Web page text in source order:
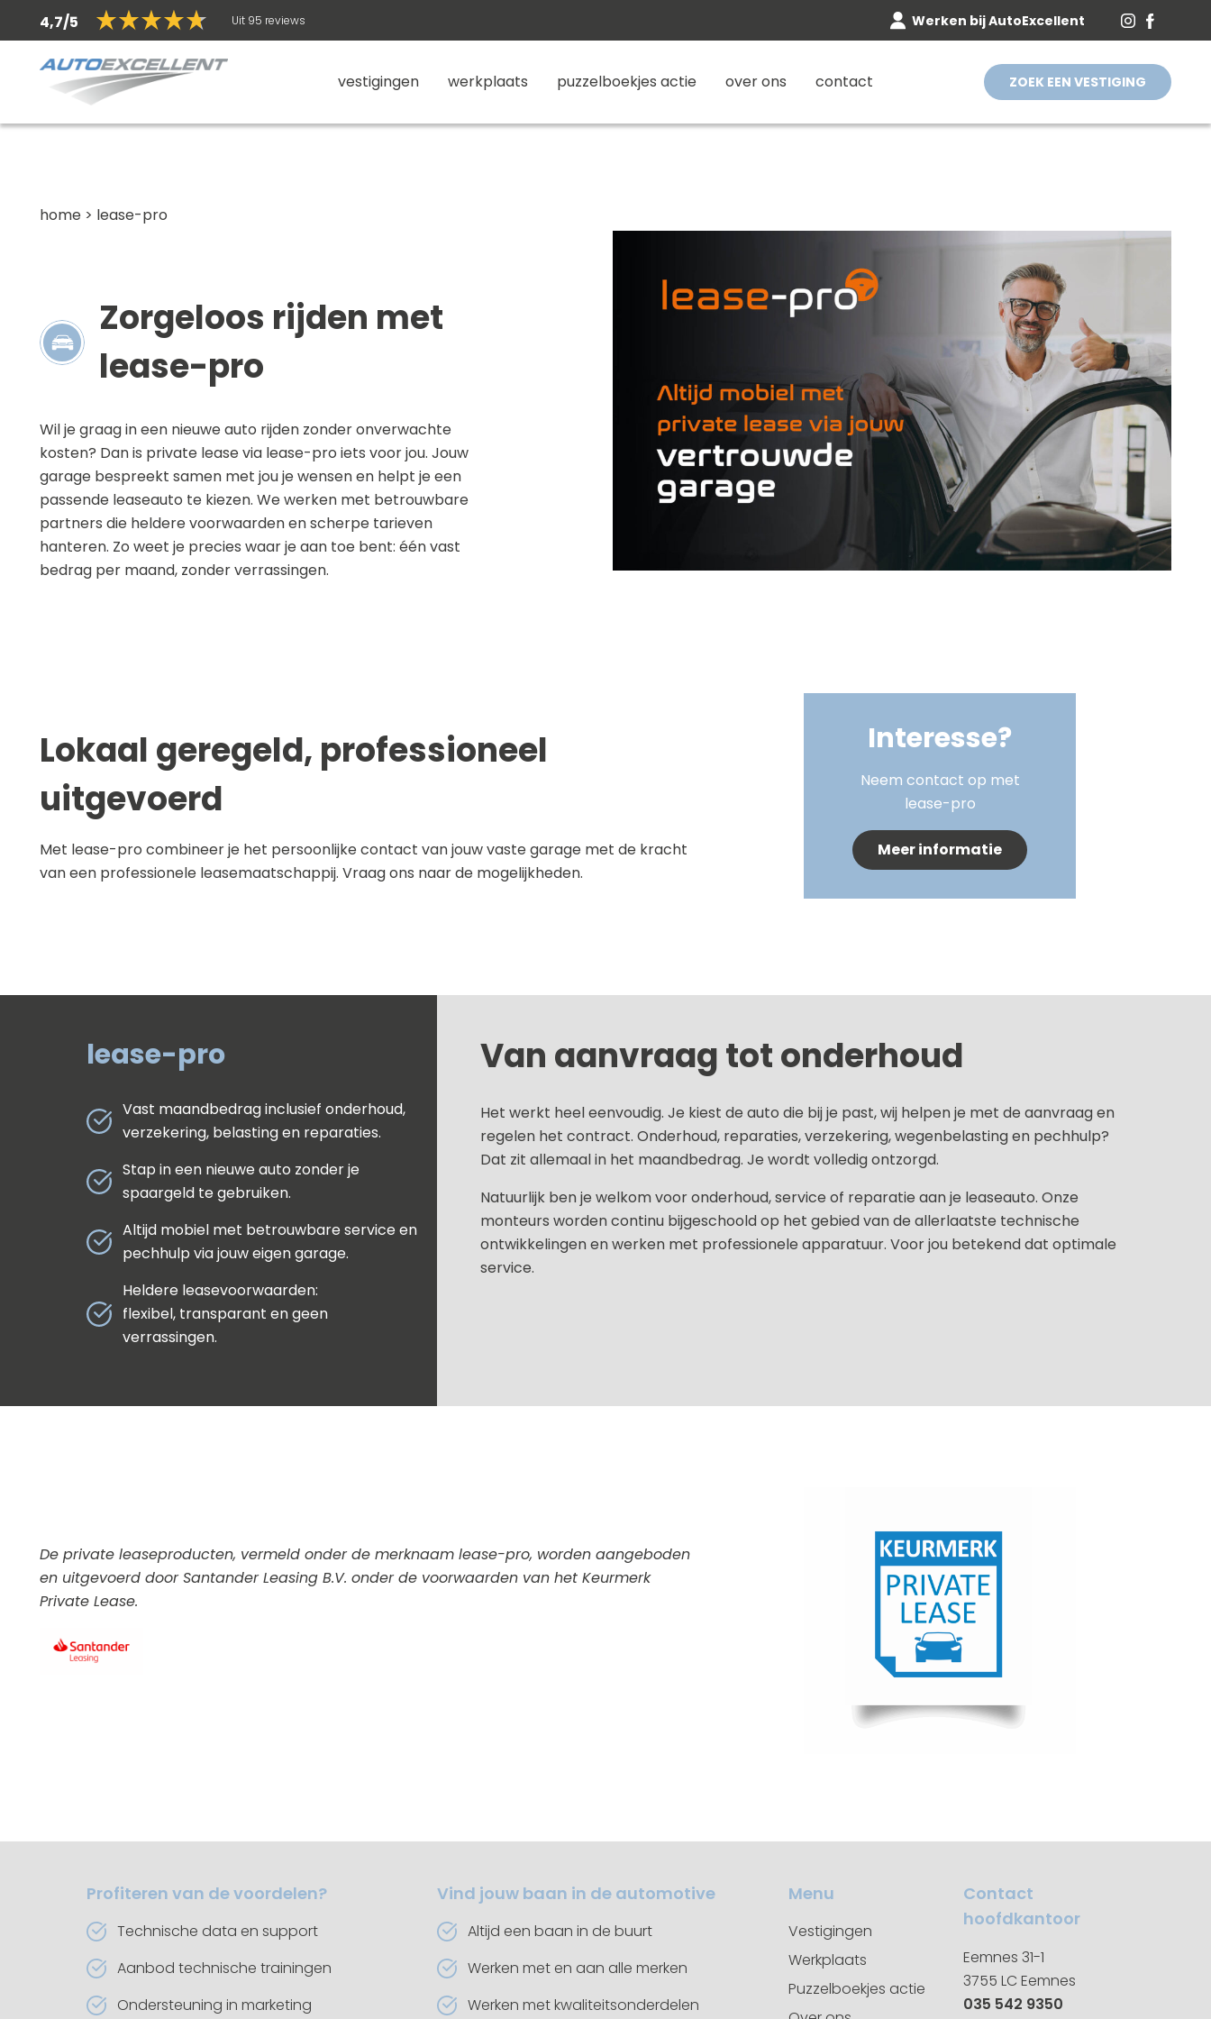
4,7/5 Uit 95 reviews Werken bij AutoExcellent
vestigingen werkplaats puzzelboekjes actie over ons contact ZOEK EEN VESTIGING
home > lease-pro
Zorgeloos rijden met
lease-pro
Wil je graag in een nieuwe auto rijden zonder onverwachte
kosten? Dan is private lease via lease-pro iets voor jou. Jouw
garage bespreekt samen met jou je wensen en helpt je een
passende leaseauto te kiezen. We werken met betrouwbare
partners die heldere voorwaarden en scherpe tarieven
hanteren. Zo weet je precies waar je aan toe bent: één vast
bedrag per maand, zonder verrassingen.
Lokaal geregeld, professioneel
uitgevoerd
Met lease-pro combineer je het persoonlijke contact van jouw vaste garage met de kracht
van een professionele leasemaatschappij. Vraag ons naar de mogelijkheden.
Interesse?
Neem contact op met
lease-pro
Meer informatie
lease-pro
Vast maandbedrag inclusief onderhoud,
verzekering, belasting en reparaties.
Stap in een nieuwe auto zonder je
spaargeld te gebruiken.
Altijd mobiel met betrouwbare service en
pechhulp via jouw eigen garage.
Heldere leasevoorwaarden:
flexibel, transparant en geen
verrassingen.
Van aanvraag tot onderhoud
Het werkt heel eenvoudig. Je kiest de auto die bij je past, wij helpen je met de aanvraag en
regelen het contract. Onderhoud, reparaties, verzekering, wegenbelasting en pechhulp?
Dat zit allemaal in het maandbedrag. Je wordt volledig ontzorgd.
Natuurlijk ben je welkom voor onderhoud, service of reparatie aan je leaseauto. Onze
monteurs worden continu bijgeschoold op het gebied van de allerlaatste technische
ontwikkelingen en werken met professionele apparatuur. Voor jou betekend dat optimale
service.
De private leaseproducten, vermeld onder de merknaam lease-pro, worden aangeboden
en uitgevoerd door Santander Leasing B.V. onder de voorwaarden van het Keurmerk
Private Lease.
Profiteren van de voordelen?
Technische data en support
Aanbod technische trainingen
Ondersteuning in marketing
Vind jouw baan in de automotive
Altijd een baan in de buurt
Werken met en aan alle merken
Werken met kwaliteitsonderdelen
Menu
Vestigingen
Werkplaats
Puzzelboekjes actie
Contact
hoofdkantoor
Eemnes 31-1
3755 LC Eemnes
035 542 9350